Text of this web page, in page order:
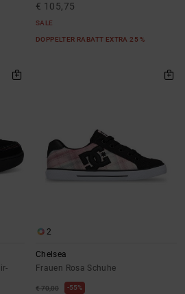
€ 105,75
SALE
DOPPELTER RABATT EXTRA 25 %
2
Chelsea
Frauen Rosa Schuhe
€ 70,00 55%